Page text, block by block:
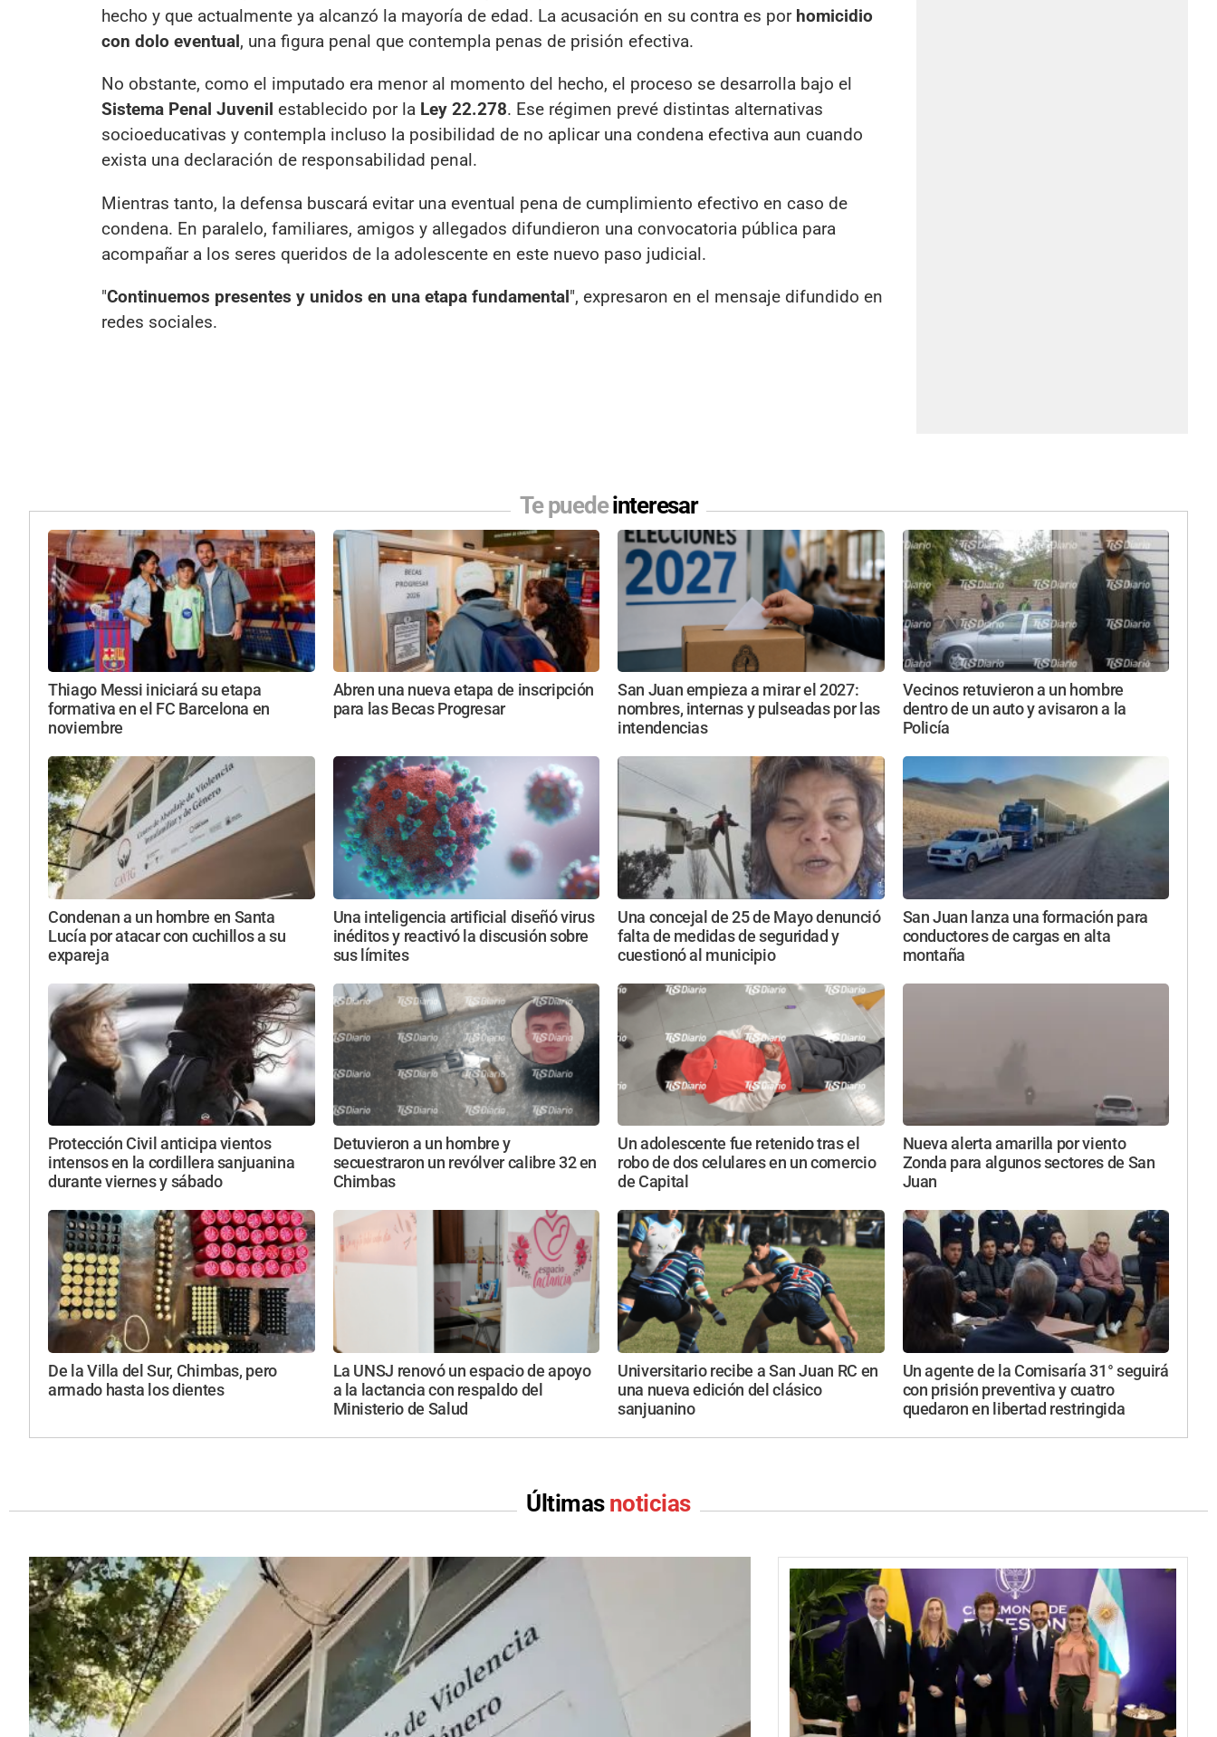
hecho y que actualmente ya alcanzó la mayoría de edad. La acusación en su contra es por homicidio
con dolo eventual, una figura penal que contempla penas de prisión efectiva.
No obstante, como el imputado era menor al momento del hecho, el proceso se desarrolla bajo el
Sistema Penal Juvenil establecido por la Ley 22.278. Ese régimen prevé distintas alternativas
socioeducativas y contempla incluso la posibilidad de no aplicar una condena efectiva aun cuando
exista una declaración de responsabilidad penal.
Mientras tanto, la defensa buscará evitar una eventual pena de cumplimiento efectivo en caso de
condena. En paralelo, familiares, amigos y allegados difundieron una convocatoria pública para
acompañar a los seres queridos de la adolescente en este nuevo paso judicial.
"Continuemos presentes y unidos en una etapa fundamental", expresaron en el mensaje difundido en
redes sociales.
Te puedeinteresar
Thiago Messi iniciará su etapa
formativa en el FC Barcelona en
noviembre
Abren una nueva etapa de inscripción
para las Becas Progresar
San Juan empieza a mirar el 2027:
nombres, internas y pulseadas por las
intendencias
Vecinos retuvieron a un hombre
dentro de un auto y avisaron a la
Policía
Condenan a un hombre en Santa
Lucía por atacar con cuchillos a su
expareja
Una inteligencia artificial diseñó virus
inéditos y reactivó la discusión sobre
sus límites
Una concejal de 25 de Mayo denunció
falta de medidas de seguridad y
cuestionó al municipio
San Juan lanza una formación para
conductores de cargas en alta
montaña
Protección Civil anticipa vientos
intensos en la cordillera sanjuanina
durante viernes y sábado
Detuvieron a un hombre y
secuestraron un revólver calibre 32 en
Chimbas
Un adolescente fue retenido tras el
robo de dos celulares en un comercio
de Capital
Nueva alerta amarilla por viento
Zonda para algunos sectores de San
Juan
De la Villa del Sur, Chimbas, pero
armado hasta los dientes
La UNSJ renovó un espacio de apoyo
a la lactancia con respaldo del
Ministerio de Salud
Universitario recibe a San Juan RC en
una nueva edición del clásico
sanjuanino
Un agente de la Comisaría 31° seguirá
con prisión preventiva y cuatro
quedaron en libertad restringida
Últimas noticias